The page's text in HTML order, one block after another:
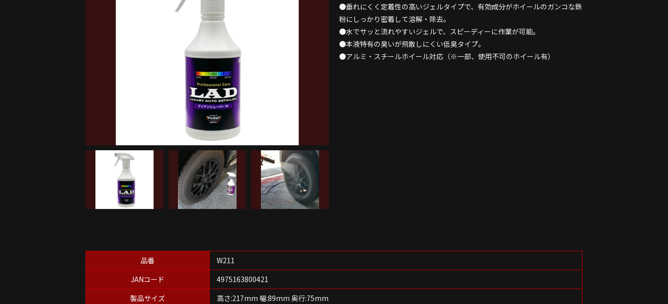
●垂れにくく定着性の高いジェルタイプで、有効成分がホイールのガンコな鉄
粉にしっかり密着して溶解・除去。
●水でサッと流れやすいジェルで、スピーディーに作業が可能。
●本液特有の臭いが飛散しにくい低臭タイプ。
●アルミ・スチールホイール対応（※一部、使用不可のホイール有）
品番
W211
JANコード
4975163800421
製品サイズ
高さ:217mm 幅:89mm 奥行:75mm